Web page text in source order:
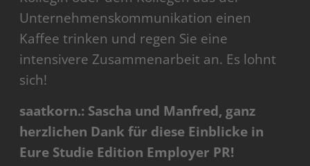
Unternehmenskommunikation einen
Kaffee trinken und regen Sie eine
intensivere Zusammenarbeit an. Es lohnt
sich!
saatkorn.: Sascha und Manfred, ganz
herzlichen Dank für diese Einblicke in
Eure Studie Edition Employer PR!